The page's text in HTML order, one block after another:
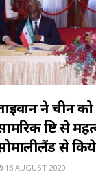
ने चीन
दृष्टि से
से
18 AUGUST 2020